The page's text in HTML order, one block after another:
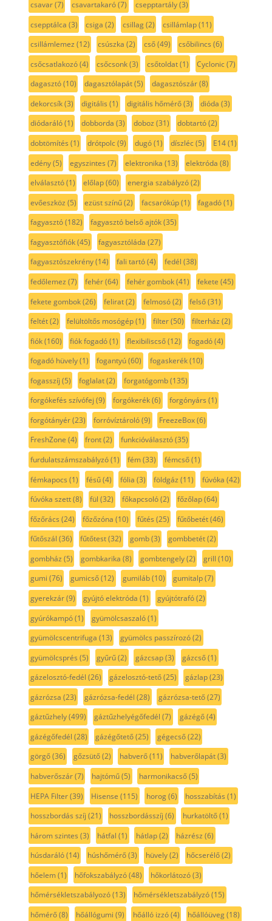
csavar(7) csavartakaró(7) csepptartály(3)
csepptálca (3) csiga (2) csillag(2) csillámlap(11)
csillámlemez (12) csúszka (2) cső(49) csőbilincs (6)
csőcsatlakozó(4) csőcsonk(3) csőtoldat(1) Cyclonic(7)
dagasztó(10) dagasztólapát(5) dagasztószár(8)
dekorcsík(3) digitális (1) digitális hőmérő(3) dióda (3)
diódaráló(1) dobborda (3) doboz (31) dobtartó(2)
dobtömítés (1) drótpolc(9) dugó(1) díszléc(5) E14(1)
edény(5) egyszintes (7) elektronika (13) elektróda (8)
elválasztó(1) előlap(60) energia szabályzó(2)
evőeszköz (5) ezüst színű(2) facsarókúp(1) fagadó(1)
fagyasztó(182) fagyasztó belső ajtók(35)
fagyasztófiók(45) fagyasztóláda (27)
fagyasztószekrény(14) fali tartó(4) fedél (38)
fedőlemez (7) fehér(64) fehér gombok(41) fekete (45)
fekete gombok(26) felirat(2) felmosó(2) felső(31)
feltét(2) felültöltős mosógép(1) filter(50) filterház (2)
fiók(160) fiók fogadó(1) flexibiliscső(12) fogadó(4)
fogadó hüvely(1) fogantyú(60) fogaskerék(10)
fogasszíj (5) foglalat(2) forgatógomb(135)
forgókefés szívófej (9) forgókerék(6) forgónyárs (1)
forgótányér(23) forróvíztároló(9) FreezeBox(6)
FreshZone (4) front(2) funkcióválasztó(35)
furdulatszámszabályzó(1) fém(33) fémcső(1)
fémkapocs (1) fésű(4) fólia (3) földgáz (11) fúvóka (42)
fúvóka szett(8) fül (32) főkapcsoló(2) főzőlap(64)
főzőrács (24) főzőzóna (10) fűtés (25) fűtőbetét(46)
fűtőszál (36) fűtőtest(32) gomb(3) gombbetét(2)
gombház (5) gombkarika (8) gombtengely(2) grill (10)
gumi (76) gumicső(12) gumiláb(10) gumitalp(7)
gyerekzár(9) gyújtó elektróda (1) gyújtótrafó(2)
gyúrókampó(1) gyümölcsaszaló(1)
gyümölcscentrifuga (13) gyümölcs passzírozó(2)
gyümölcsprés (5) gyűrű(2) gázcsap(3) gázcső(1)
gázelosztó-fedél (26) gázelosztó-tető(25) gázlap(23)
gázrózsa (23) gázrózsa-fedél (28) gázrózsa-tető(27)
gáztűzhely(499) gáztűzhelyégőfedél (7) gázégő(4)
gázégőfedél (28) gázégőtető(25) gégecső(22)
görgő(36) gőzsütő(2) habverő(11) habverőlapát(3)
habverőszár(7) hajtómű(5) harmonikacső(5)
HEPA Filter(39) Hisense (115) horog(6) hosszabítás (1)
hosszbordás szíj (21) hosszbordásszíj (6) hurkatöltő(1)
három szintes (3) hátfal (1) hátlap(2) házrész (6)
húsdaráló(14) húshőmérő(3) hüvely(2) hőcserélő(2)
hőelem(1) hőfokszabályzó(48) hőkorlátozó(3)
hőmérsékletszabályozó(13) hőmérsékletszabályzó(15)
hőmérő(8) hőállógumi (9) hőálló izzó(4) hőállóüveg(18)